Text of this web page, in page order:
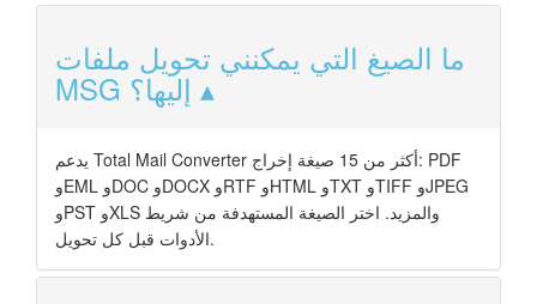
ما الصيغ التي يمكنني تحويل ملفات
MSG إليها؟
يدعم Total Mail Converter أكثر من 15 صيغة إخراج: PDF
وEML وDOC وDOCX وRTF وHTML وTXT وTIFF وJPEG
وPST وXLS والمزيد. اختر الصيغة المستهدفة من شريط
الأدوات قبل كل تحويل.